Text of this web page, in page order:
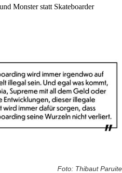
Monster statt Skateboarder
Foto: Thibaut Paruite